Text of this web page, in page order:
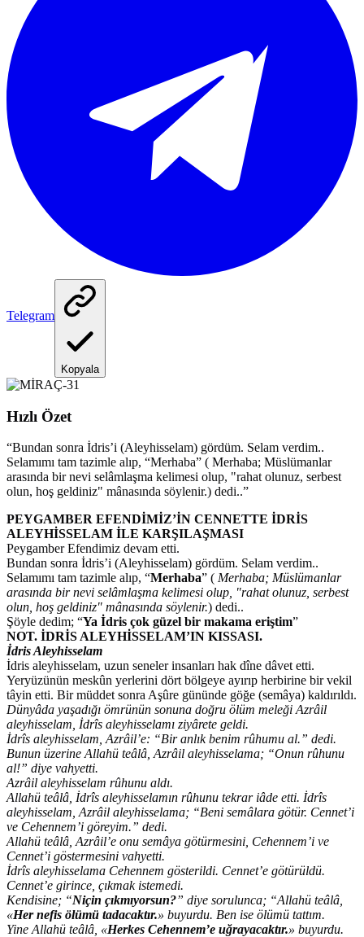
Telegram
Kopyala
Hızlı Özet
“Bundan sonra İdris’i (Aleyhisselam) gördüm. Selam verdim..
Selamımı tam tazimle alıp, “Merhaba” ( Merhaba; Müslümanlar
arasında bir nevi selâmlaşma kelimesi olup, "rahat olunuz, serbest
olun, hoş geldiniz" mânasında söylenir.) dedi..”
PEYGAMBER EFENDİMİZ’İN CENNETTE İDRİS
ALEYHİSSELAM İLE KARŞILAŞMASI
Peygamber Efendimiz devam etti.
Bundan sonra İdris’i (Aleyhisselam) gördüm. Selam verdim..
Selamımı tam tazimle alıp, “Merhaba” ( Merhaba; Müslümanlar
arasında bir nevi selâmlaşma kelimesi olup, "rahat olunuz, serbest
olun, hoş geldiniz" mânasında söylenir.) dedi..
Şöyle dedim; “Ya İdris çok güzel bir makama eriştim”
NOT. İDRİS ALEYHİSSELAM’IN KISSASI.
İdris Aleyhisselam
İdris aleyhisselam, uzun seneler insanları hak dîne dâvet etti.
Yeryüzünün meskûn yerlerini dört bölgeye ayırıp herbirine bir vekil
tâyin etti. Bir müddet sonra Aşûre gününde göğe (semâya) kaldırıldı.
Dünyâda yaşadığı ömrünün sonuna doğru ölüm meleği Azrâil
aleyhisselam, İdrîs aleyhisselamı ziyârete geldi.
İdrîs aleyhisselam, Azrâil’e: “Bir anlık benim rûhumu al.” dedi.
Bunun üzerine Allahü teâlâ, Azrâil aleyhisselama; “Onun rûhunu
al!” diye vahyetti.
Azrâil aleyhisselam rûhunu aldı.
Allahü teâlâ, İdrîs aleyhisselamın rûhunu tekrar iâde etti. İdrîs
aleyhisselam, Azrâil aleyhisselama; “Beni semâlara götür. Cennet’i
ve Cehennem’i göreyim.” dedi.
Allahü teâlâ, Azrâil’e onu semâya götürmesini, Cehennem’i ve
Cennet’i göstermesini vahyetti.
İdrîs aleyhisselama Cehennem gösterildi. Cennet’e götürüldü.
Cennet’e girince, çıkmak istemedi.
Kendisine; “Niçin çıkmıyorsun?” diye sorulunca; “Allahü teâlâ,
«Her nefis ölümü tadacaktır.» buyurdu. Ben ise ölümü tattım.
Yine Allahü teâlâ, «Herkes Cehennem’e uğrayacaktır.» buyurdu.